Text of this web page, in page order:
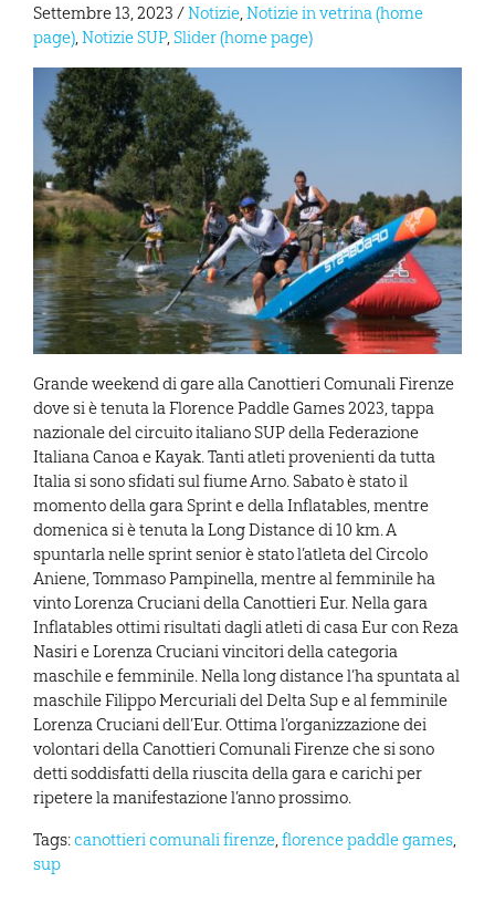
Settembre 13, 2023 /Notizie,Notizie in vetrina (home
page),Notizie SUP,Slider (home page)
Grande weekend di gare alla Canottieri Comunali Firenze
dove si è tenuta la Florence Paddle Games 2023, tappa
nazionale del circuito italiano SUP della Federazione
Italiana Canoa e Kayak. Tanti atleti provenienti da tutta
Italia si sono sfidati sul fiume Arno. Sabato è stato il
momento della gara Sprint e della Inflatables, mentre
domenica si è tenuta la Long Distance di 10 km. A
spuntarla nelle sprint senior è stato l’atleta del Circolo
Aniene, Tommaso Pampinella, mentre al femminile ha
vinto Lorenza Cruciani della Canottieri Eur. Nella gara
Inflatables ottimi risultati dagli atleti di casa Eur con Reza
Nasiri e Lorenza Cruciani vincitori della categoria
maschile e femminile. Nella long distance l’ha spuntata al
maschile Filippo Mercuriali del Delta Sup e al femminile
Lorenza Cruciani dell’Eur. Ottima l’organizzazione dei
volontari della Canottieri Comunali Firenze che si sono
detti soddisfatti della riuscita della gara e carichi per
ripetere la manifestazione l’anno prossimo.
Tags:canottieri comunali firenze,florence paddle games,
sup